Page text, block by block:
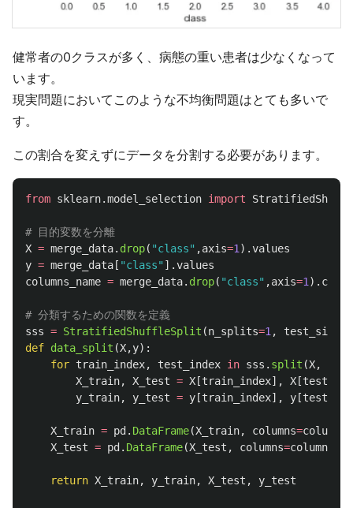
健常者の0クラスが多く、病態の重い患者は少なくなって
います。
現実問題においてこのような不均衡問題はとても多いで
す。
この割合を変えずにデータを分割する必要があります。
from sklearn.model_selection import
X = merge_data. drop( "class" ,axis=1 ).values
y = merge_data[ "class" ].values
columns_name = merge_data. drop( "class" ,axis=1 ).
sss = StratifiedShuffleSplit (n_splits=1 , test_size
def data_split (X,y):
for train_index, test_index in sss . split (X,
X_train, X_test = X[train_index], X[
y_train, y_test = y[train_index], y[
X_train = pd. DataFrame(X_train, columns=
X_test = pd. DataFrame(X_test , columns=
return X_train, y_train, X_test , y_test